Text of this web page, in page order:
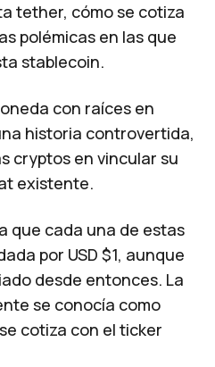
tether, cómo se cotiza
polémicas en las que
stablecoin.
con raíces en
historia controvertida,
cryptos en vincular su
existente.
que cada una de estas
por USD $1, aunque
desde entonces. La
se conocía como
cotiza con el ticker